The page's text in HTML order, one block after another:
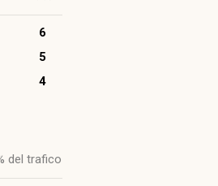
6
5
4
del trafico